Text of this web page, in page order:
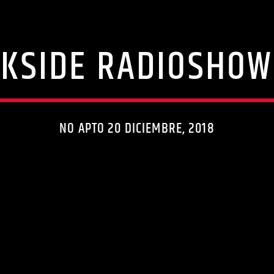
NO APTO 20 DICIEMBRE, 2018